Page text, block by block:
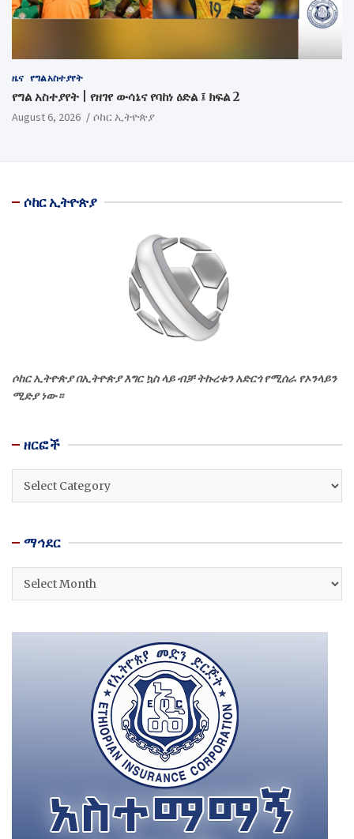
ዜና የግል አስተያየት
የግል አስተያየት | የዘገየ ውሳኔና የባከነ ዕድል ፤ ክፍል 2
August 6, 2026 ሶከር ኢትዮጵያ
ሶከር ኢትዮጵያ
ሶከር ኢትዮጵያ በኢትዮጵያ እግር ኳስ ላይ ብቻ ትኩረቱን አድርጎ የሚሰራ የኦንላይን
ሚድያ ነው።
ዘርፎች
ዘርፎች
ማኅደር
ማኅደር